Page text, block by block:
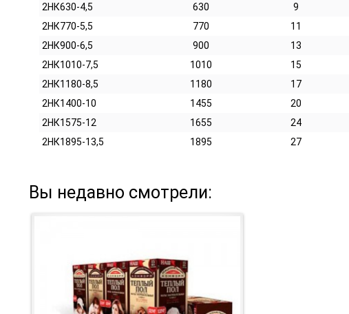
2НК630-4,5
630 9
2НК770-5,5
770 11
2НК900-6,5
900 13
2НК1010-7,5
1010 15
2НК1180-8,5
1180 17
2НК1400-10
1455 20
2НК1575-12
1655 24
2НК1895-13,5
1895 27
Вы недавно смотрели: